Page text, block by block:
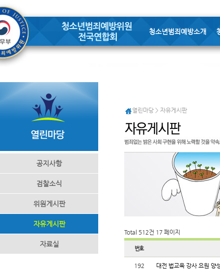
청소년범죄예방소개
공지사항
검찰소식
위원게시판
자유게시판
자료실
열린마당 > 자유게시판
Total 512건 17 페이지
번호
192 대전 법교육 강사 요원 양